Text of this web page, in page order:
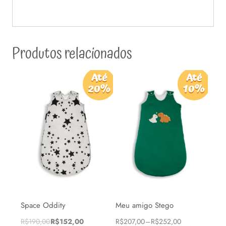
Produtos relacionados
Até
20%
Space Oddity
R$190,00O
R$152,00O
Até
10%
Meu amigo Stego
R$207,00–R$252,00Faixa